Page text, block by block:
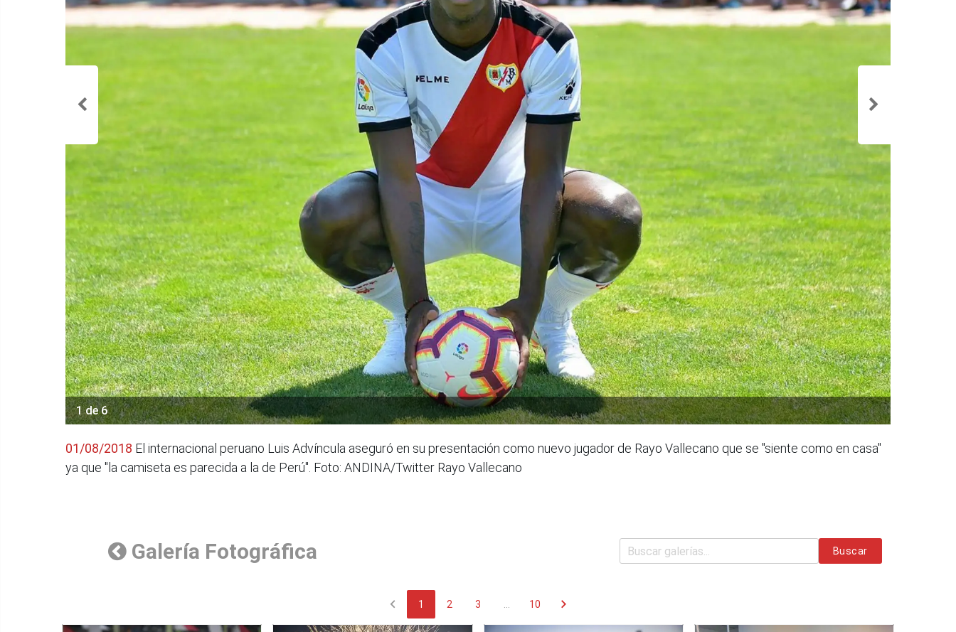
1 de 6
01/08/2018 El internacional peruano Luis Advíncula aseguró en su presentación como nuevo jugador de Rayo Vallecano que se "siente como en casa"
ya que "la camiseta es parecida a la de Perú". Foto: ANDINA/Twitter Rayo Vallecano
Galería Fotográfica Buscar
chevron_left 1 2 3 ... 10 chevron_right